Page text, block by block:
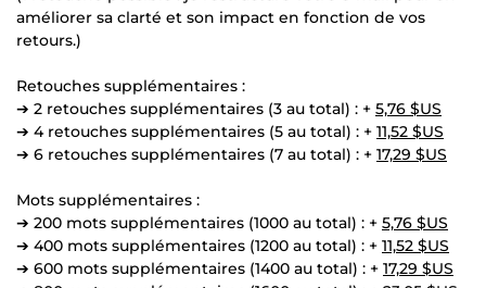
améliorer sa clarté et son impact en fonction de vos
retours.)
Retouches supplémentaires :
➔ 2 retouches supplémentaires (3 au total) : + 5,76 $US
➔ 4 retouches supplémentaires (5 au total) : + 11,52 $US
➔ 6 retouches supplémentaires (7 au total) : + 17,29 $US
Mots supplémentaires :
➔ 200 mots supplémentaires (1000 au total) : + 5,76 $US
➔ 400 mots supplémentaires (1200 au total) : + 11,52 $US
➔ 600 mots supplémentaires (1400 au total) : + 17,29 $US